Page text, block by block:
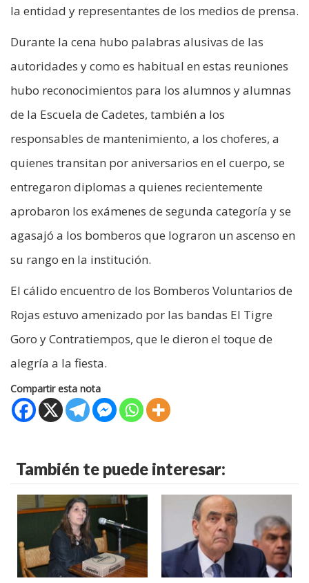
la entidad y representantes de los medios de prensa.
Durante la cena hubo palabras alusivas de las
autoridades y como es habitual en estas reuniones
hubo reconocimientos para los alumnos y alumnas
de la Escuela de Cadetes, también a los
responsables de mantenimiento, a los choferes, a
quienes transitan por aniversarios en el cuerpo, se
entregaron diplomas a quienes recientemente
aprobaron los exámenes de segunda categoría y se
agasajó a los bomberos que lograron un ascenso en
su rango en la institución.
El cálido encuentro de los Bomberos Voluntarios de
Rojas estuvo amenizado por las bandas El Tigre
Goro y Contratiempos, que le dieron el toque de
alegría a la fiesta.
Compartir esta nota
También te puede interesar: